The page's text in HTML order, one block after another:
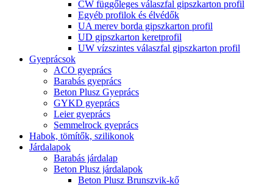
CW függőleges válaszfal gipszkarton profil
Egyéb profilok és élvédők
UA merev borda gipszkarton profil
UD gipszkarton keretprofil
UW vízszintes válaszfal gipszkarton profil
Gyeprácsok
ACO gyeprács
Barabás gyeprács
Beton Plusz Gyeprács
GYKD gyeprács
Leier gyeprács
Semmelrock gyeprács
Habok, tömítők, szilikonok
Járdalapok
Barabás járdalap
Beton Plusz járdalapok
Beton Plusz Brunszvik-kő